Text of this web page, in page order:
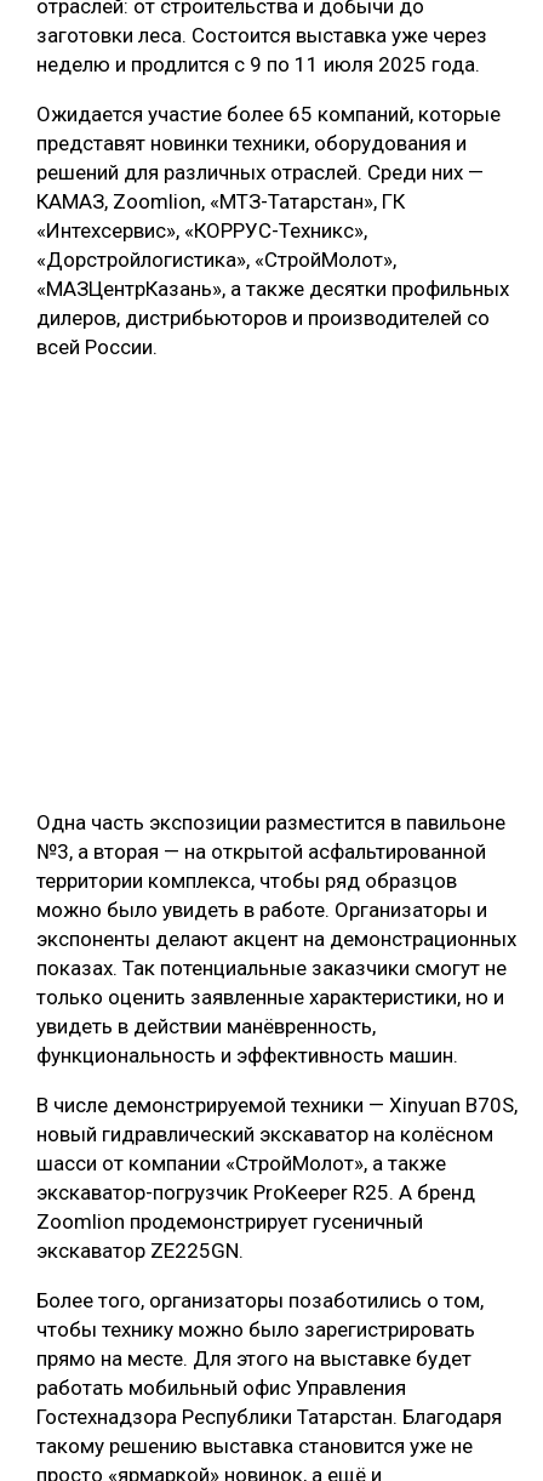
ПРОИЗВОДСТВО ДРЕВЕСНЫХ ПЛИТ
ЦБП
КОМПЛЕКСНАЯ ПЕРЕРАБОТКА
ЛЕСОПИЛЕНИЕ
ДЕРЕВЯННОЕ ДОМОСТРОЕНИЕ
БЕЗОПАСНОЕ ПРОИЗВОДСТВО
СОРТИРОВКА ДРЕВЕСИНЫ
СУШКА ДРЕВЕСИНЫ
отраслей: от строительства и добычи до
заготовки леса. Состоится выставка уже через
неделю и продлится с 9 по 11 июля 2025 года.
Ожидается участие более 65 компаний, которые
представят новинки техники, оборудования и
решений для различных отраслей. Среди них —
КАМАЗ, Zoomlion, «МТЗ-Татарстан», ГК
«Интехсервис», «КОРРУС-Техникс»,
«Дорстройлогистика», «СтройМолот»,
«МАЗЦентрКазань», а также десятки профильных
дилеров, дистрибьюторов и производителей со
всей России.
Одна часть экспозиции разместится в павильоне
№3, а вторая — на открытой асфальтированной
территории комплекса, чтобы ряд образцов
можно было увидеть в работе. Организаторы и
экспоненты делают акцент на демонстрационных
показах. Так потенциальные заказчики смогут не
только оценить заявленные характеристики, но и
увидеть в действии манёвренность,
функциональность и эффективность машин.
В числе демонстрируемой техники — Xinyuan B70S,
новый гидравлический экскаватор на колёсном
шасси от компании «СтройМолот», а также
экскаватор-погрузчик ProKeeper R25. А бренд
Zoomlion продемонстрирует гусеничный
экскаватор ZE225GN.
Более того, организаторы позаботились о том,
чтобы технику можно было зарегистрировать
прямо на месте. Для этого на выставке будет
работать мобильный офис Управления
Гостехнадзора Республики Татарстан. Благодаря
такому решению выставка становится уже не
просто «ярмаркой» новинок, а ещё и